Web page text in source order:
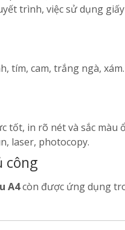
trình, việc sử dụng
tím, cam, trắng ngà,
tốt, in rõ nét và sắc màu
laser, photocopy.
công
A4còn được ứng dụng